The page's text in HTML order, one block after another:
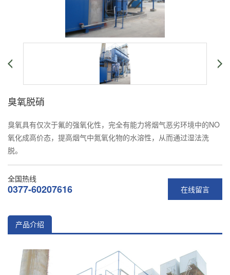
臭氧脱硝
臭氧具有仅次于氟的强氧化性，完全有能力将烟气恶劣环境中的NO
氧化成高价态，提高烟气中氮氧化物的水溶性，从而通过湿法洗
脱。
在线留言
全国热线
0377-60207616
产品介绍